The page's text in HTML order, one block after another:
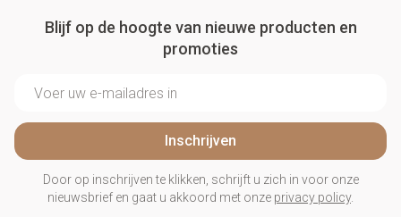
Blijf op de hoogte van nieuwe producten en
promoties
Inschrijven
Door op inschrijven te klikken, schrijft u zich in voor onze
nieuwsbrief en gaat u akkoord met onze privacy policy.